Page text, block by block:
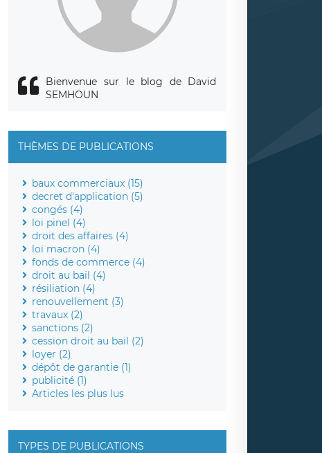
Bienvenue sur le blog de David
SEMHOUN
THÈMES DE PUBLICATIONS
baux commerciaux (15)
decret d'application (5)
congés (4)
loi pinel (4)
droit des affaires (4)
loi macron (4)
fonds de commerce (4)
droit au bail (4)
résiliation (4)
renouvellement (3)
travaux (2)
sanctions (2)
cession droit au bail (2)
loyer (2)
dépôt de garantie (1)
publicité (1)
Articles les plus lus
TYPES DE PUBLICATIONS